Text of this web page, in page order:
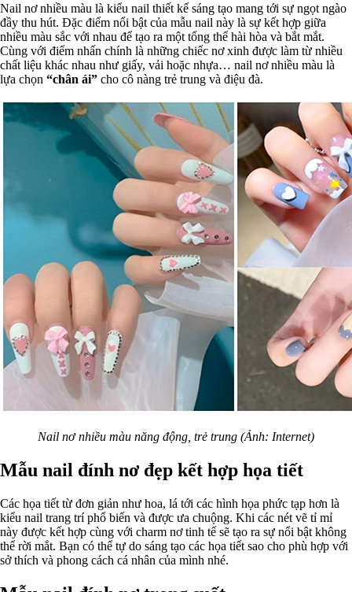
Nail nơ nhiều màu là kiểu nail thiết kế sáng tạo mang tới sự ngọt ngào
đầy thu hút. Đặc điểm nổi bật của mẫu nail này là sự kết hợp giữa
nhiều màu sắc với nhau để tạo ra một tổng thể hài hòa và bắt mắt.
Cùng với điểm nhấn chính là những chiếc nơ xinh được làm từ nhiều
chất liệu khác nhau như giấy, vải hoặc nhựa… nail nơ nhiều màu là
lựa chọn “chân ái” cho cô nàng trẻ trung và điệu đà.
Nail nơ nhiều màu năng động, trẻ trung (Ảnh: Internet)
Mẫu nail đính nơ đẹp kết hợp họa tiết
Các họa tiết từ đơn giản như hoa, lá tới các hình họa phức tạp hơn là
kiểu nail trang trí phổ biến và được ưa chuộng. Khi các nét vẽ tỉ mỉ
này được kết hợp cùng với charm nơ tinh tế sẽ tạo ra sự nổi bật không
thể rời mắt. Bạn có thể tự do sáng tạo các họa tiết sao cho phù hợp với
sở thích và phong cách cá nhân của mình nhé.